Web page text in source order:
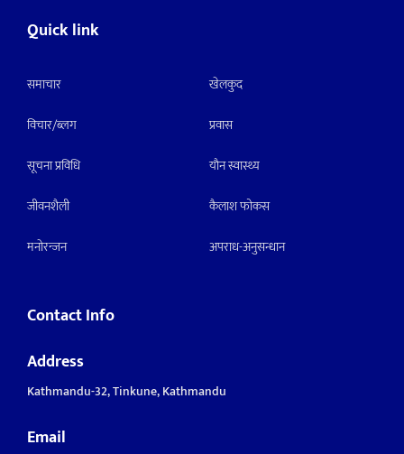
Quick link
समाचार
विचार/ब्लग
सूचना प्रविधि
जीवनशैली
मनाेरन्जन
खेलकुद
प्रवास
याैन स्वास्थ्य
कैलाश फोकस
अपराध-अनुसन्धान
Contact Info
Address
Kathmandu-32, Tinkune, Kathmandu
Email